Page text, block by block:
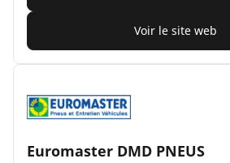
Voir le site web
Euromaster DMD PNEUS